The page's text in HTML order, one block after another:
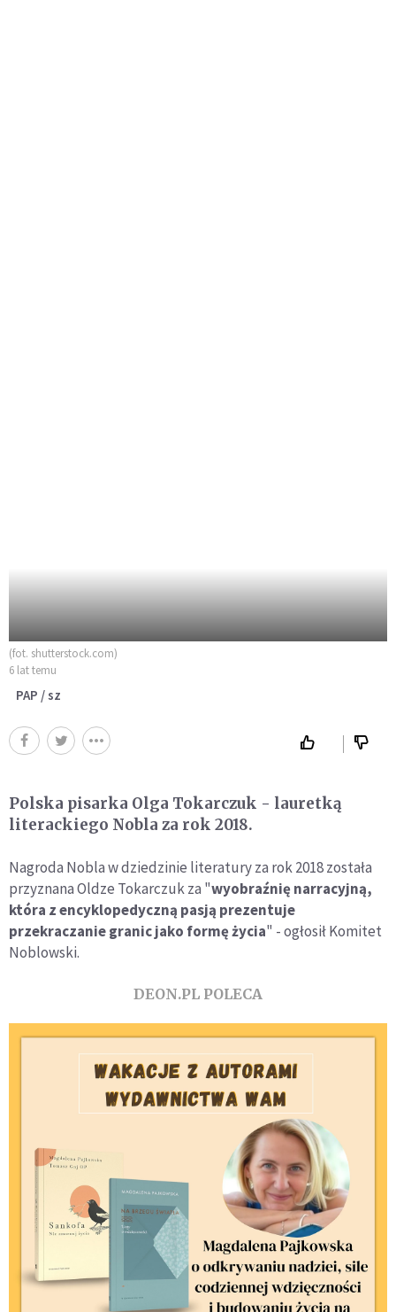
(fot. shutterstock.com)
6 lat temu
PAP / sz
Polska pisarka Olga Tokarczuk - lauretką
literackiego Nobla za rok 2018.
Nagroda Nobla w dziedzinie literatury za rok 2018 została
przyznana Oldze Tokarczuk za "wyobraźnię narracyjną,
która z encyklopedyczną pasją prezentuje
przekraczanie granic jako formę życia" - ogłosił Komitet
Noblowski.
DEON.PL POLECA